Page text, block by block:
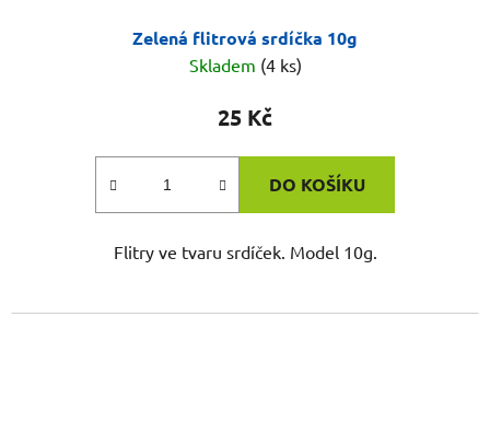
Zelená flitrová srdíčka 10g
Skladem (4 ks)
25 Kč
DO KOŠÍKU
Flitry ve tvaru srdíček. Model 10g.